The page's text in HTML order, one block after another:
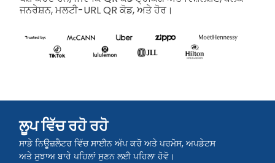
ਜਨਰੇਸ਼ਨ, ਮਲਟੀ-URL QR ਕੋਡ, ਅਤੇ ਹੋਰ।
ਲੂਪ ਵਿੱਚ ਰਹੋ ਰਹੋ
ਸਾਡੇ ਨਿਊਜ਼ਲੈਟਰ ਵਿੱਚ ਸਾਈਨ ਅੱਪ ਕਰੋ ਅਤੇ ਪਰਮੋਸ, ਅਪਡੇਟਸ
ਅਤੇ ਸੁਝਾਅ ਬਾਰੇ ਪਹਿਲਾਂ ਸੁਣਨ ਲਈ ਪਹਿਲਾ ਹੋਵੋ।